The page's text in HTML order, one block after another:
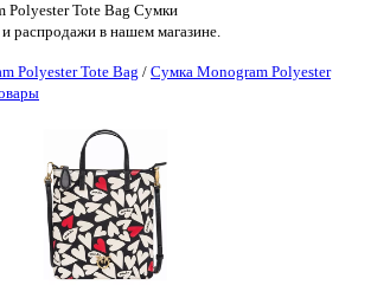
Polyester Tote Bag Сумки
распродажи в нашем магазине.
Polyester Tote Bag / Сумка Monogram Polyester